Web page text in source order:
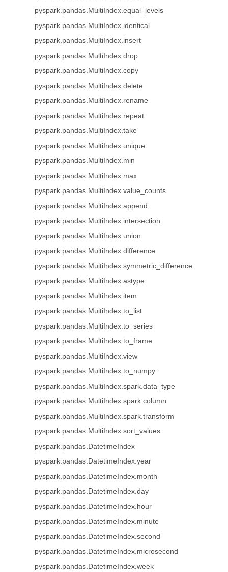
pyspark.pandas.MultiIndex.equal_levels
pyspark.pandas.MultiIndex.identical
pyspark.pandas.MultiIndex.insert
pyspark.pandas.MultiIndex.drop
pyspark.pandas.MultiIndex.copy
pyspark.pandas.MultiIndex.delete
pyspark.pandas.MultiIndex.rename
pyspark.pandas.MultiIndex.repeat
pyspark.pandas.MultiIndex.take
pyspark.pandas.MultiIndex.unique
pyspark.pandas.MultiIndex.min
pyspark.pandas.MultiIndex.max
pyspark.pandas.MultiIndex.value_counts
pyspark.pandas.MultiIndex.append
pyspark.pandas.MultiIndex.intersection
pyspark.pandas.MultiIndex.union
pyspark.pandas.MultiIndex.difference
pyspark.pandas.MultiIndex.symmetric_difference
pyspark.pandas.MultiIndex.astype
pyspark.pandas.MultiIndex.item
pyspark.pandas.MultiIndex.to_list
pyspark.pandas.MultiIndex.to_series
pyspark.pandas.MultiIndex.to_frame
pyspark.pandas.MultiIndex.view
pyspark.pandas.MultiIndex.to_numpy
pyspark.pandas.MultiIndex.spark.data_type
pyspark.pandas.MultiIndex.spark.column
pyspark.pandas.MultiIndex.spark.transform
pyspark.pandas.MultiIndex.sort_values
pyspark.pandas.DatetimeIndex
pyspark.pandas.DatetimeIndex.year
pyspark.pandas.DatetimeIndex.month
pyspark.pandas.DatetimeIndex.day
pyspark.pandas.DatetimeIndex.hour
pyspark.pandas.DatetimeIndex.minute
pyspark.pandas.DatetimeIndex.second
pyspark.pandas.DatetimeIndex.microsecond
pyspark.pandas.DatetimeIndex.week